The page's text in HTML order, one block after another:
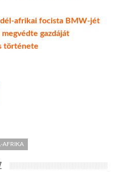
afrikai focista BMW-jét
gazdáját
története
AFRIKA